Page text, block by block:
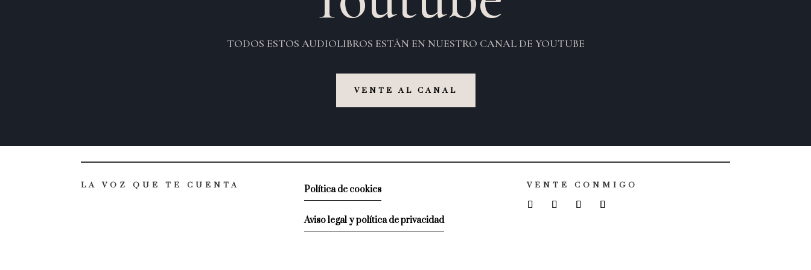
TODOS ESTOS AUDIOLIBROS ESTÁN EN NUESTRO CANAL DE YOUTUBE
VENTE AL CANAL
LA VOZ QUE TE CUENTA Política de cookies
Aviso legal y política de privacidad
VENTE CONMIGO